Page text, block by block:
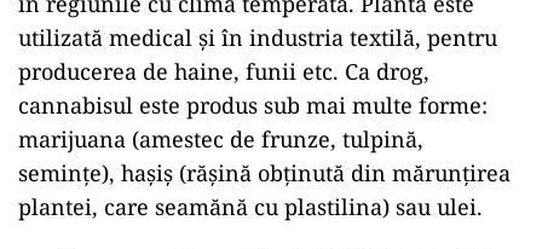
utilizată medical și în industria textilă, pentru
producerea de haine, funii etc. Ca drog,
cannabisul este produs sub mai multe forme:
marijuana (amestec de frunze, tulpină,
semințe), hașiș (rășină obținută din mărunțirea
plantei, care seamănă cu plastilina) sau ulei.